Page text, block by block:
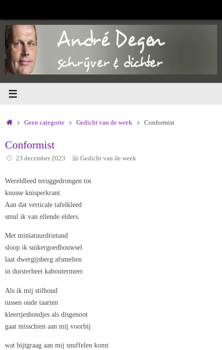
de
inhoud
HomeGeen categorie Gedicht van de week Conformist
Conformist
23 december 2023 Gedicht van de week
Wereldleed teruggedrongen tot
knusse knisperkrant.
Aan dat verticale tafelkleed
smul ik van ellende elders.
Met miniatuurdrietand
sloop ik suikergoedbouwsel
laat dwergijsberg afsmelten
in duisterheet kaboutermeer.
Als ik mij stilhoud
tussen oude taarten
kleertjeshondjes als disgenoot
gaat misschien aan mij voorbij
wat bijtgraag aan mij snuffelen komt